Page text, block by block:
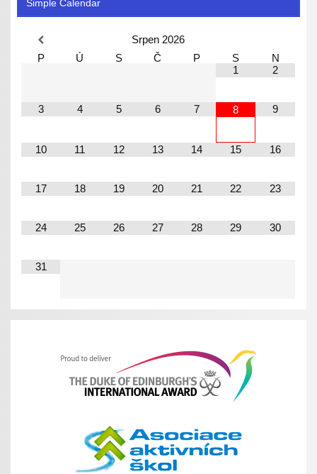
Simple Calendar
Srpen 2026
P
Ú S Č P S
N
1
2
3 4 5 6 7 8 9
10 11 12 13 14 15 16
17 18 19 20 21 22 23
24 25 26 27 28 29 30
31